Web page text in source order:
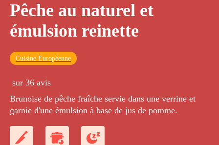
Pêche au naturel et
émulsion reinette
Cuisine Européenne
sur 36 avis
Brunoise de pêche fraîche servie dans une verrine et
garnie d'une émulsion à base de jus de pomme.